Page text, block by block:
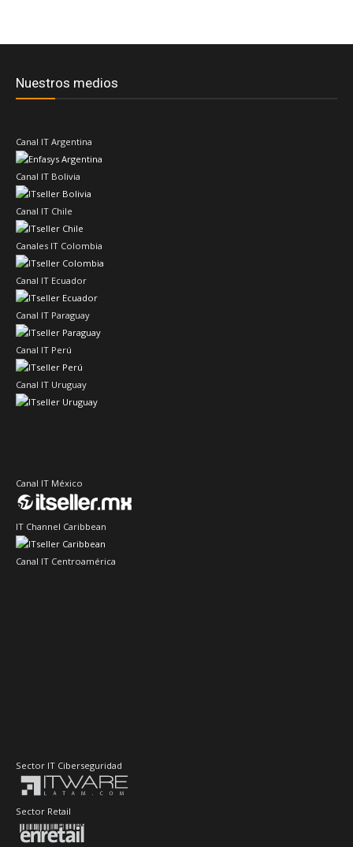
Nuestros medios
Canal IT Argentina
Canal IT Bolivia
Canal IT Chile
Canales IT Colombia
Canal IT Ecuador
Canal IT Paraguay
Canal IT Perú
Canal IT Uruguay
Canal IT México
IT Channel Caribbean
Canal IT Centroamérica
Sector IT Ciberseguridad
Sector Retail